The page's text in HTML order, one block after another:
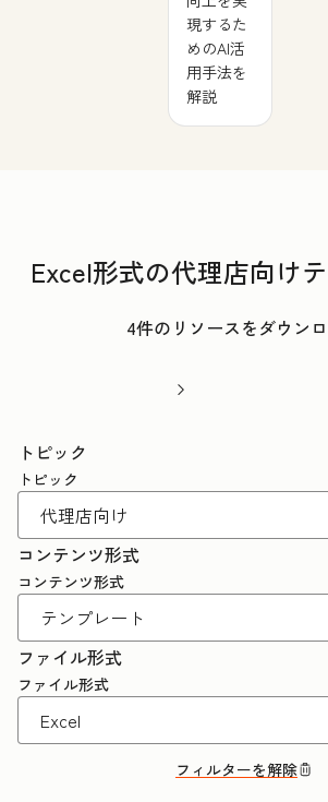
現するた
めのAI活
用手法を
解説
Excel形式の代理店向け
4件のリソースをダウン
トピック
トピック
コンテンツ形式
コンテンツ形式
ファイル形式
ファイル形式
フィルターを解除